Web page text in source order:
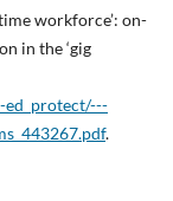
workforce’: on-
in the ‘gig
.